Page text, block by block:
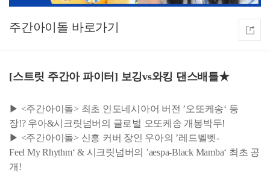
주간아이돌
[스트릿 주간아 파이터] 보깅vs와킹 댄스배틀★
▶ <주간아이돌> 최초 인도네시아어 버전 ’오또케송‘ 등
장!? 우아&시크릿넘버의 글로벌 오또케송 개봉박두!
▶ <주간아이돌> 신흥 커버 장인 우아의 ’레드벨벳-
Feel My Rhythm‘ & 시크릿넘버의 ’aespa-Black Mamba‘ 최초 공
개!